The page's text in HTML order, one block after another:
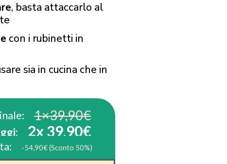
, basta attaccarlo al
con i rubinetti in
sia in cucina che in
1×39,90€
2x 39,90€
-54,90€ (Sconto 50%)